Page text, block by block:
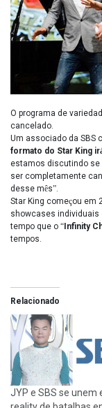
O programa de
cancelado.
Um associado da SBS
formato do Star King ir
estamos discutindo se
ser completamente
desse mês”
Star King começou em
showcases individuais
tempo que o “Infinity
tempos.
Relacionado
JYP e SBS se unem